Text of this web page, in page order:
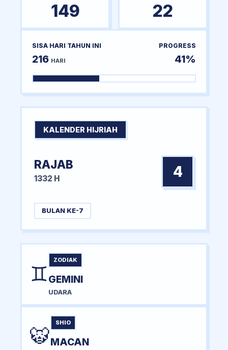
149 22
SISA HARI TAHUN INI
216 HARI
PROGRESS
41%
KALENDER HIJRIAH
RAJAB
1332 H 4
BULAN KE-7
♊
ZODIAK
GEMINI
UDARA
🐯
SHIO
MACAN